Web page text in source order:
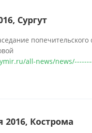
Сургут
all-news/
2016, Кострома